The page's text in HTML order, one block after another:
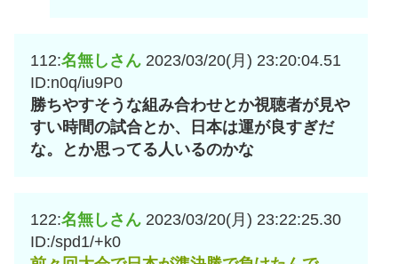
112:名無しさん 2023/03/20(月) 23:20:04.51
ID:n0q/iu9P0
勝ちやすそうな組み合わせとか視聴者が見や
すい時間の試合とか、日本は運が良すぎだ
な。とか思ってる人いるのかな
122:名無しさん 2023/03/20(月) 23:22:25.30
ID:/spd1/+k0